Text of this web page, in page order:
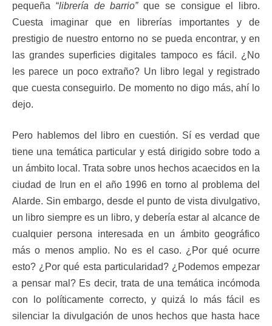
pequeña “librería de barrio”que se consigue el libro.
Cuesta imaginar que en librerías importantes y de
prestigio de nuestro entorno no se pueda encontrar, y en
las grandes superficies digitales tampoco es fácil. ¿No
les parece un poco extraño? Un libro legal y registrado
que cuesta conseguirlo. De momento no digo más, ahí lo
dejo.
Pero hablemos del libro en cuestión. Sí es verdad que
tiene una temática particular y está dirigido sobre todo a
un ámbito local. Trata sobre unos hechos acaecidos en la
ciudad de Irun en el año 1996 en torno al problema del
Alarde. Sin embargo, desde el punto de vista divulgativo,
un libro siempre es un libro, y debería estar al alcance de
cualquier persona interesada en un ámbito geográfico
más o menos amplio. No es el caso. ¿Por qué ocurre
esto? ¿Por qué esta particularidad? ¿Podemos empezar
a pensar mal? Es decir, trata de una temática incómoda
con lo políticamente correcto, y quizá lo más fácil es
silenciar la divulgación de unos hechos que hasta hace